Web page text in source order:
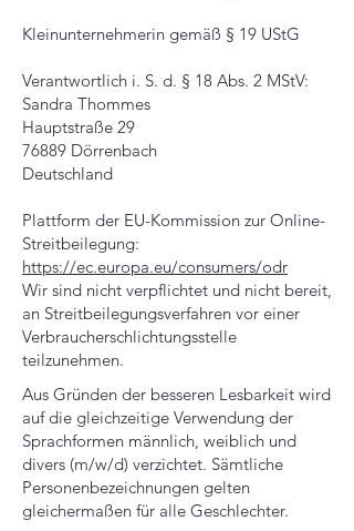
Kleinunternehmerin gemäß § 19 UStG
Verantwortlich i. S. d. § 18 Abs. 2 MStV:
Sandra Thommes
Hauptstraße 29
76889 Dörrenbach
Deutschland
Plattform der EU-Kommission zur Online-
Streitbeilegung:
https://ec.europa.eu/consumers/odr
Wir sind nicht verpflichtet und nicht bereit,
an Streitbeilegungsverfahren vor einer
Verbraucherschlichtungsstelle
teilzunehmen.
Aus Gründen der besseren Lesbarkeit wird
auf die gleichzeitige Verwendung der
Sprachformen männlich, weiblich und
divers (m/w/d) verzichtet. Sämtliche
Personenbezeichnungen gelten
gleichermaßen für alle Geschlechter.